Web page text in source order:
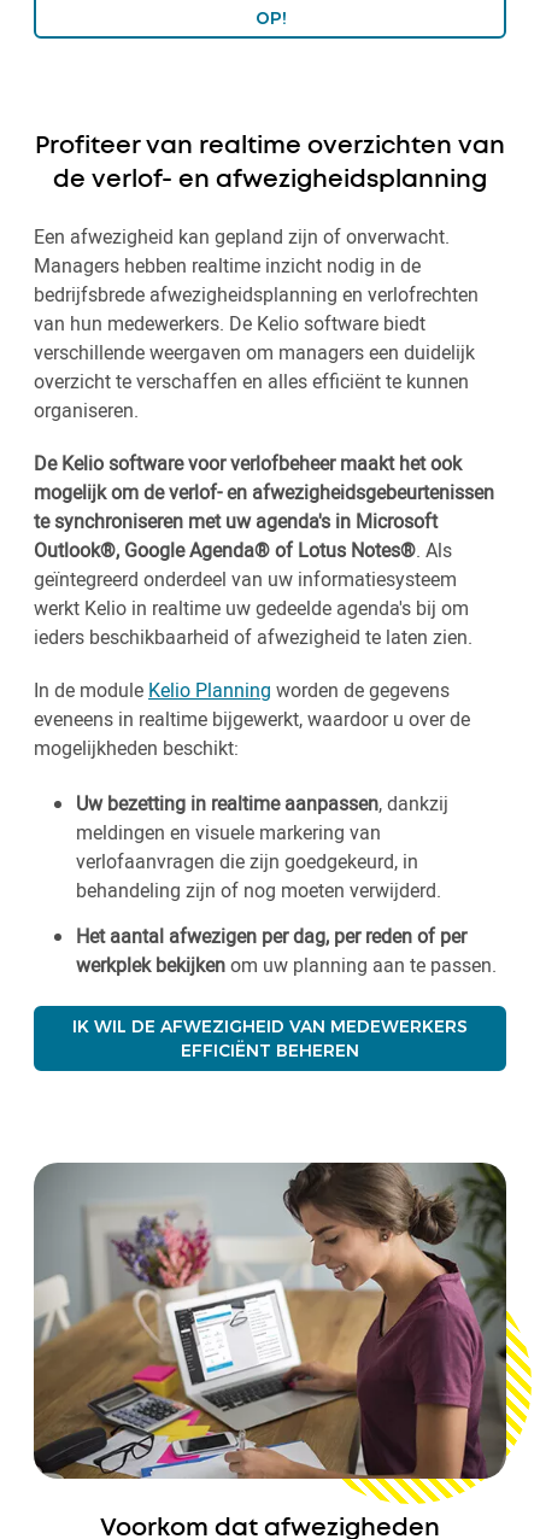
OP!
Profiteer van realtime overzichten van
de verlof- en afwezigheidsplanning
Een afwezigheid kan gepland zijn of onverwacht.
Managers hebben realtime inzicht nodig in de
bedrijfsbrede afwezigheidsplanning en verlofrechten
van hun medewerkers. De Kelio software biedt
verschillende weergaven om managers een duidelijk
overzicht te verschaffen en alles efficiënt te kunnen
organiseren.
De Kelio software voor verlofbeheer maakt het ook
mogelijk om de verlof- en afwezigheidsgebeurtenissen
te synchroniseren met uw agenda's in Microsoft
Outlook®, Google Agenda® of Lotus Notes®. Als
geïntegreerd onderdeel van uw informatiesysteem
werkt Kelio in realtime uw gedeelde agenda's bij om
ieders beschikbaarheid of afwezigheid te laten zien.
In de module Kelio Planning worden de gegevens
eveneens in realtime bijgewerkt, waardoor u over de
mogelijkheden beschikt:
Uw bezetting in realtime aanpassen, dankzij
meldingen en visuele markering van
verlofaanvragen die zijn goedgekeurd, in
behandeling zijn of nog moeten verwijderd.
Het aantal afwezigen per dag, per reden of per
werkplek bekijkenom uw planning aan te passen.
IK WIL DE AFWEZIGHEID VAN MEDEWERKERS
EFFICIËNT BEHEREN
Voorkom dat afwezigheden